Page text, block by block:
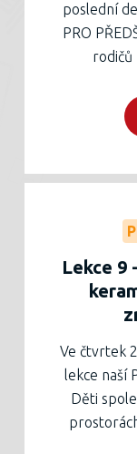
poslední
PRO
asistence
v
se
na
Užijte si
letní
Lekce 9
Ve čtvrtek
lekce naší
Děti